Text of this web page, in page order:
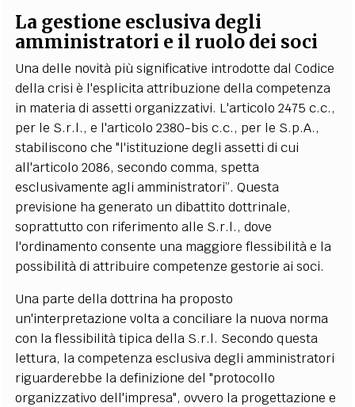
La gestione esclusiva degli
amministratori e il ruolo dei soci
Una delle novità più significative introdotte dal Codice
della crisi è l'esplicita attribuzione della competenza
in materia di assetti organizzativi. L'articolo 2475 c.c.,
per le S.r.l., e l'articolo 2380-bis c.c., per le S.p.A.,
stabiliscono che "l'istituzione degli assetti di cui
all'articolo 2086, secondo comma, spetta
esclusivamente agli amministratori”. Questa
previsione ha generato un dibattito dottrinale,
soprattutto con riferimento alle S.r.l., dove
l'ordinamento consente una maggiore flessibilità e la
possibilità di attribuire competenze gestorie ai soci.
Una parte della dottrina ha proposto
un'interpretazione volta a conciliare la nuova norma
con la flessibilità tipica della S.r.l. Secondo questa
lettura, la competenza esclusiva degli amministratori
riguarderebbe la definizione del "protocollo
organizzativo dell'impresa", ovvero la progettazione e